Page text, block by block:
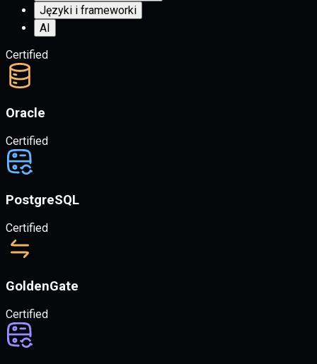
Języki i frameworki
AI
Certified
Oracle
Certified
PostgreSQL
Certified
GoldenGate
Certified